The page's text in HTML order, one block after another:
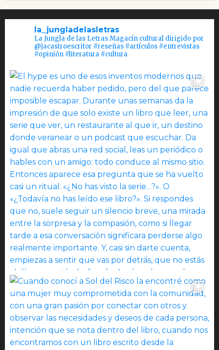
la_jungladelasletras
La Jungla de las Letras Magacín cultural dirigido por
@jacastroescritor #reseñas #artículos #entrevistas
#opinión #literatura #cultura